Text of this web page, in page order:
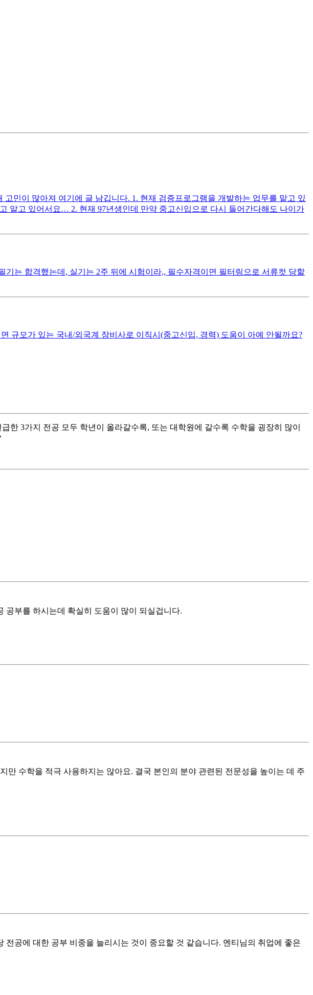
민이 많아져 여기에 글 남깁니다. 1. 현재 검증프로그램을 개발하는 업무를 맡고 있
알고 있어서요… 2. 현재 97년생인데 만약 중고신입으로 다시 들어간다해도 나이가
는 합격했는데, 실기는 2주 뒤에 시험이라,, 필수자격이면 필터링으로 서류컷 당할
규모가 있는 국내/외국계 장비사로 이직시(중고신입, 경력) 도움이 아예 안될까요?
3가지 전공 모두 학년이 올라갈수록, 또는 대학원에 갈수록 수학을 굉장히 많이
공부를 하시는데 확실히 도움이 많이 되실겁니다.
수학을 적극 사용하지는 않아요. 결국 본인의 분야 관련된 전문성을 높이는 데 주
공에 대한 공부 비중을 늘리시는 것이 중요할 것 같습니다. 멘티님의 취업에 좋은